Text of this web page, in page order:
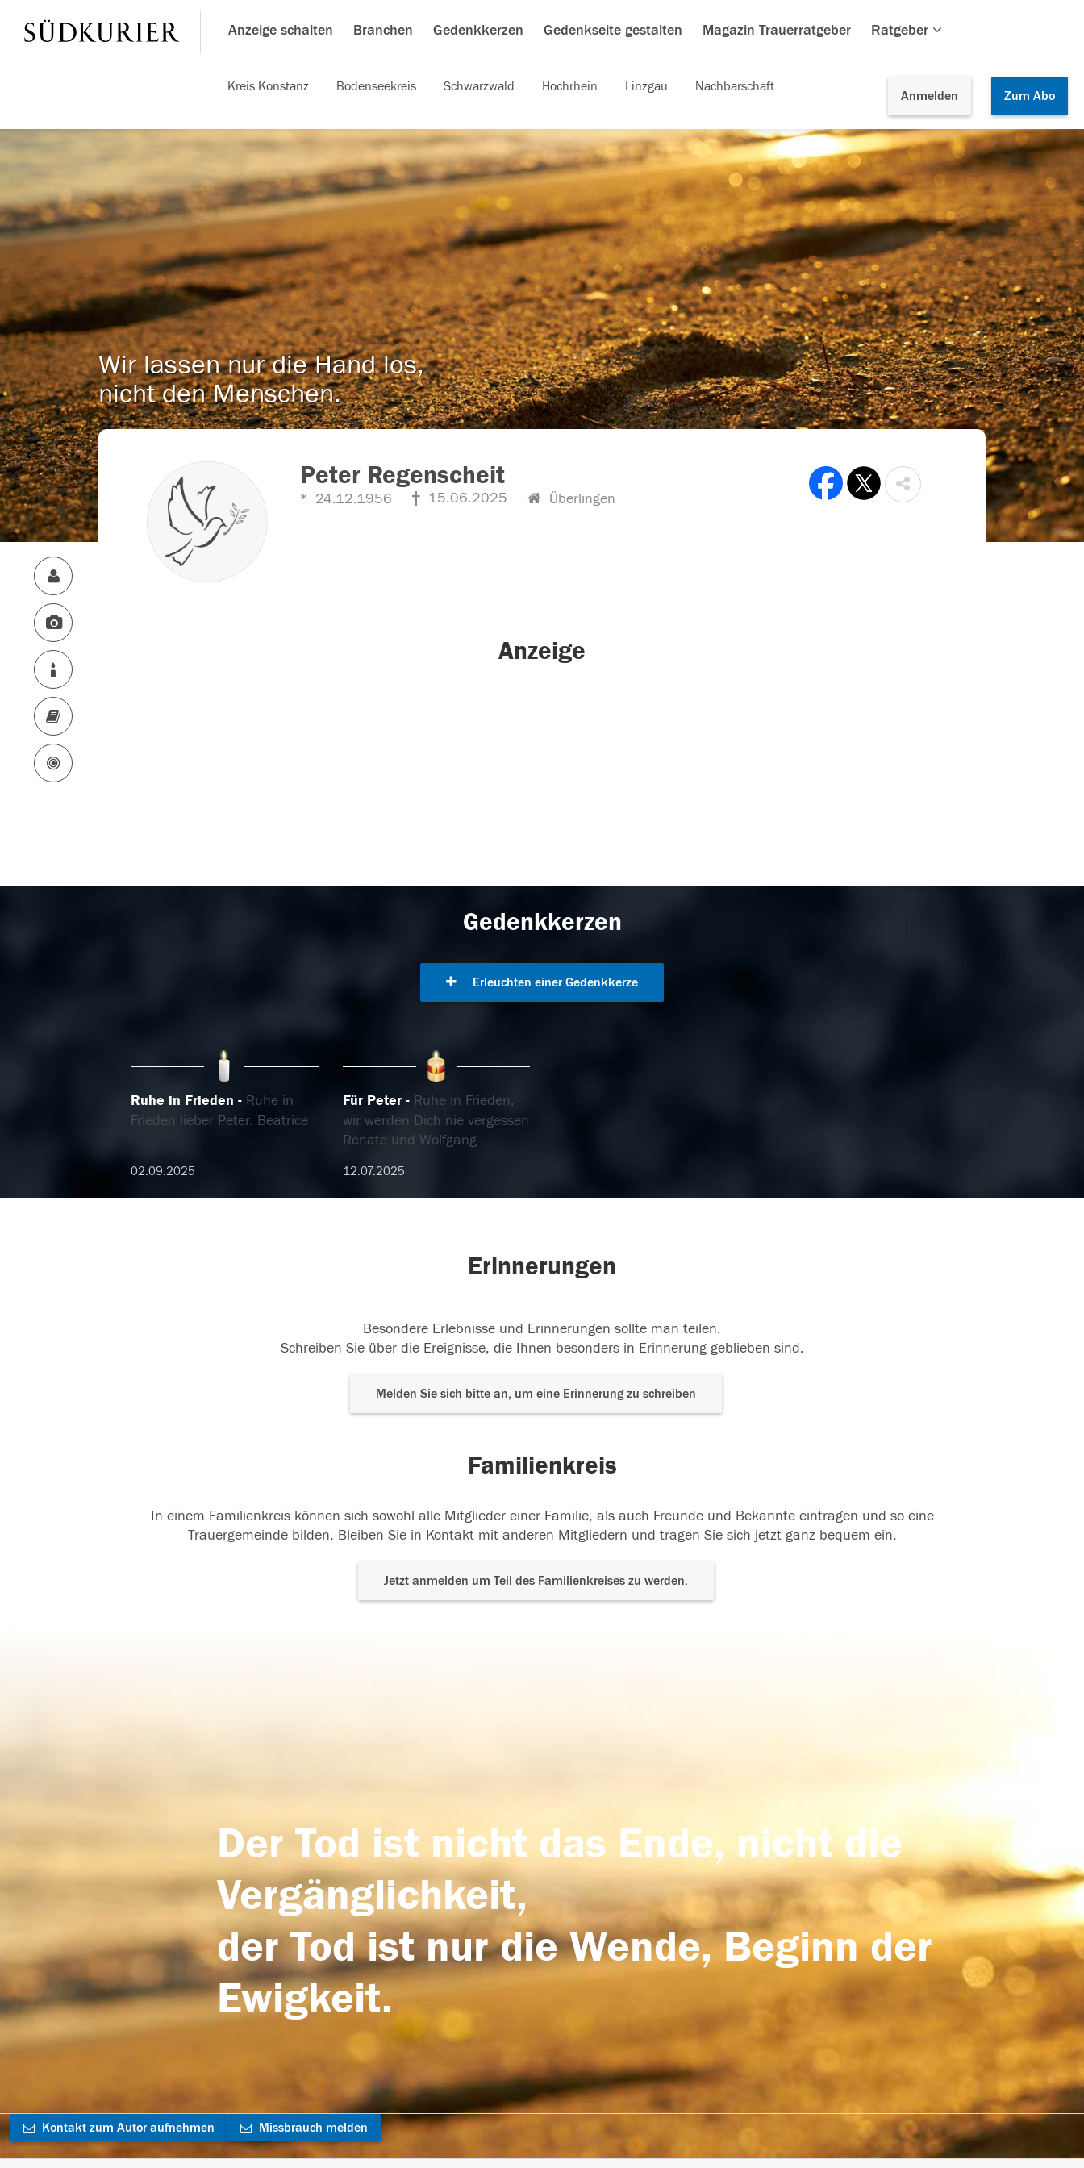
Anzeige schalten Branchen Gedenkkerzen Gedenkseite gestalten Magazin Trauerratgeber Ratgeber
Anmelden Zum Abo
Kreis Konstanz Bodenseekreis Schwarzwald Hochrhein Linzgau Nachbarschaft
Wir lassen nur die Hand los,
nicht den Menschen.
Peter Regenscheit
24.12.1956 15.06.2025 Überlingen
Anzeige
Gedenkkerzen
Erleuchten einer Gedenkkerze
Ruhe in Frieden
Ruhe in
Frieden lieber Peter. Beatrice
02.09.2025
Für Peter
Ruhe in Frieden,
wir werden Dich nie vergessen
Renate und Wolfgang
12.07.2025
Erinnerungen
Besondere Erlebnisse und Erinnerungen sollte man teilen.
Schreiben Sie über die Ereignisse, die Ihnen besonders in Erinnerung geblieben sind.
Melden Sie sich bitte an, um eine Erinnerung zu schreiben
Familienkreis
In einem Familienkreis können sich sowohl alle Mitglieder einer Familie, als auch Freunde und Bekannte eintragen und so eine
Trauergemeinde bilden. Bleiben Sie in Kontakt mit anderen Mitgliedern und tragen Sie sich jetzt ganz bequem ein.
Jetzt anmelden um Teil des Familienkreises zu werden.
Der Tod ist nicht das Ende, nicht die
Vergänglichkeit,
der Tod ist nur die Wende, Beginn der
Ewigkeit.
Kontakt zum Autor aufnehmen Missbrauch melden